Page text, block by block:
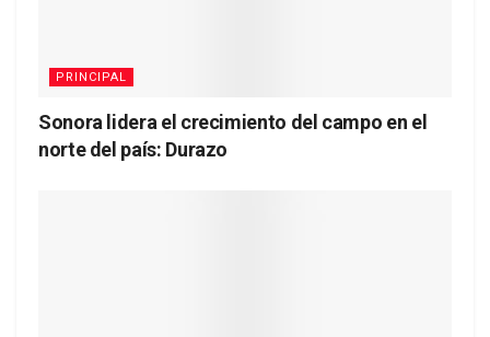
PRINCIPAL
Sonora lidera el crecimiento del campo en el
norte del país: Durazo